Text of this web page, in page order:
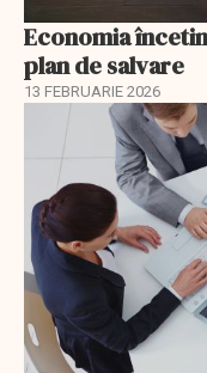
Economia
plan de salvare
13 FEBRUARIE 2026